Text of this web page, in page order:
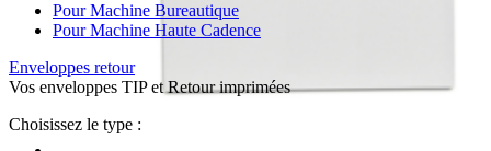
Pour Machine Bureautique
Pour Machine Haute Cadence
Enveloppes retour
Vos enveloppes TIP et Retour imprimées
Choisissez le type :